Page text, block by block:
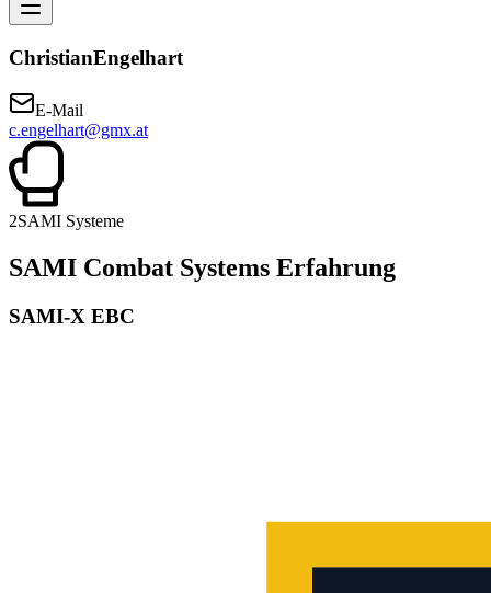
ChristianEngelhart
E-Mail
c.engelhart@gmx.at
2SAMI Systeme
SAMI Combat Systems Erfahrung
SAMI-X EBC